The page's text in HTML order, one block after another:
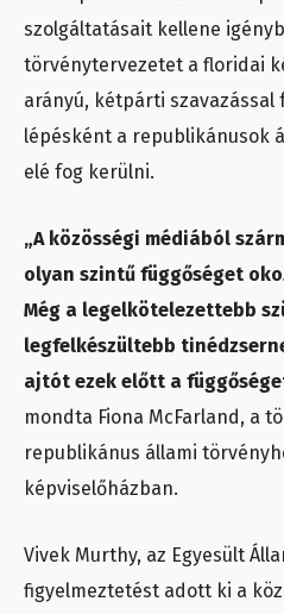
szolgáltatásait kellene
törvénytervezetet a floridai
arányú, kétpárti szavazással
lépésként a republikánusok
elé fog kerülni.
„A közösségi médiából
olyan szintű függőséget
Még a legelkötelezettebb
legfelkészültebb
ajtót ezek előtt a
mondta Fiona McFarland, a
republikánus állami
képviselőházban.
Vivek Murthy, az Egyesült
figyelmeztetést adott ki a